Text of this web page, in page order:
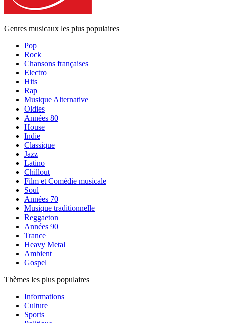
Genres musicaux les plus populaires
Pop
Rock
Chansons françaises
Electro
Hits
Rap
Musique Alternative
Oldies
Années 80
House
Indie
Classique
Jazz
Latino
Chillout
Film et Comédie musicale
Soul
Années 70
Musique traditionnelle
Reggaeton
Années 90
Trance
Heavy Metal
Ambient
Gospel
Thèmes les plus populaires
Informations
Culture
Sports